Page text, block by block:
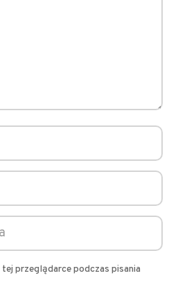
przeglądarce podczas pisania